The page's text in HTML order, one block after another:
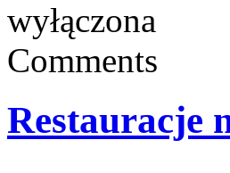
wyłączona
Comments
Restauracje